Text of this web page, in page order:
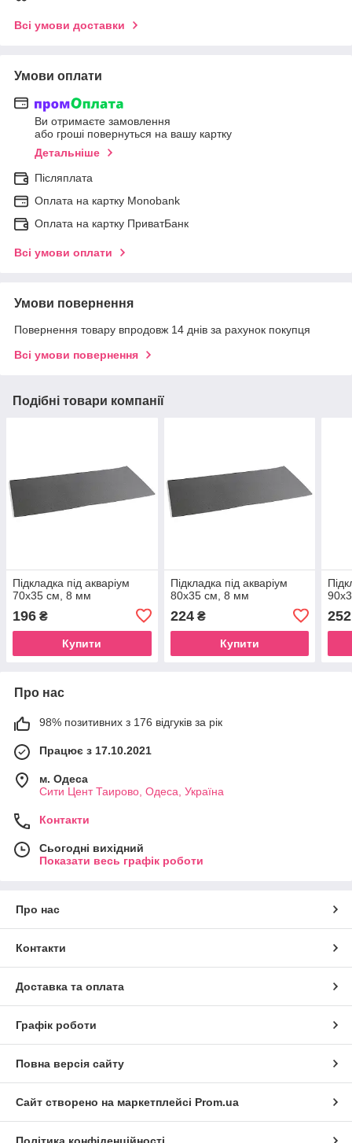
Всі умови доставки
Умови оплати
Ви отримаєте замовлення
або гроші повернуться на вашу картку
Детальніше
Післяплата
Оплата на картку Мonobank
Оплата на картку ПриватБанк
Всі умови оплати
Умови повернення
Повернення товару впродовж 14 днів за рахунок покупця
Всі умови повернення
Подібні товари компанії
Підкладка під акваріум
70х35 см, 8 мм
196 ₴
Купити
Підкладка під акваріум
80х35 см, 8 мм
224₴
Купити
252
Про нас
98% позитивних з 176 відгуків за рік
Працює з 17.10.2021
м. Одеса
Сити Цент Таирово, Одеса, Україна
Контакти
Сьогодні вихідний
Показати весь графік роботи
Про нас
Контакти
Доставка та оплата
Графік роботи
Повна версія сайту
Сайт створено на маркетплейсі Prom.ua